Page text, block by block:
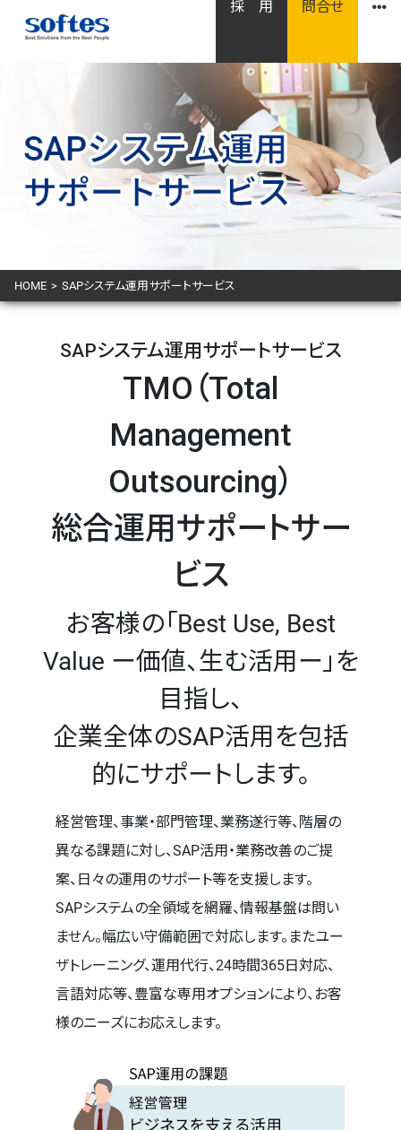
採 用 問合せ
HOME > SAPシステム運用サポートサービス
SAPシステム運用サポートサービス
TMO （Total
Management
Outsourcing）
総合運用サポートサー
ビス
お客様の「Best Use, Best
Value ー価値、生む活用ー」を
目指し、
企業全体のSAP活用を包括
的にサポートします。
経営管理、事業・部門管理、業務遂行等、階層の
異なる課題に対し、SAP活用・業務改善のご提
案、日々の運用のサポート等を支援します。
SAPシステムの全領域を網羅、情報基盤は問い
ません。幅広い守備範囲で対応します。またユー
ザトレーニング、運用代行、24時間365日対応、
言語対応等、豊富な専用オプションにより、お客
様のニーズにお応えします。